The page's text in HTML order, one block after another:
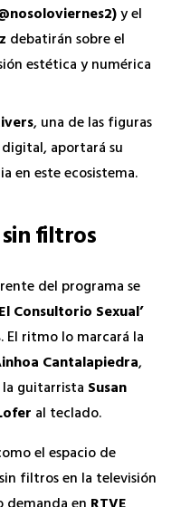
y el
debatirán sobre el
estética y numérica
, una de las figuras
aportará su
en este ecosistema.
filtros
del programa se
Consultorio Sexual’
. El ritmo lo marcará la
Cantalapiedra,
guitarristaSusan
al teclado.
el espacio de
filtros en la televisión